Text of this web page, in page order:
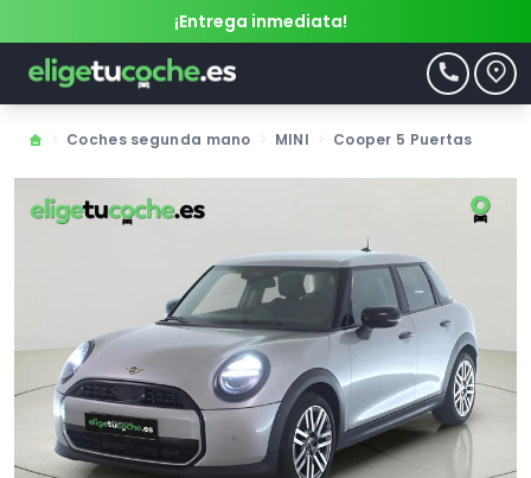
¡Entrega inmediata!
Coches segunda mano MINI Cooper 5 Puertas